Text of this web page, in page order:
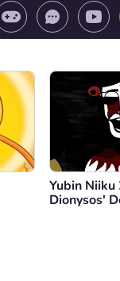
Yubin Niiku
Dionysos'